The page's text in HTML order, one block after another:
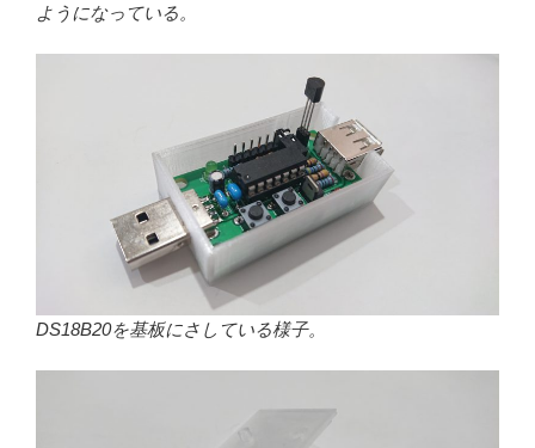
ようになっている。
DS18B20を基板にさしている様子。